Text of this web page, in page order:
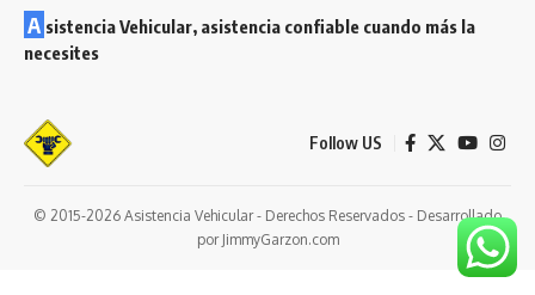
A sistencia Vehicular, asistencia confiable cuando más la
necesites
Follow US
© 2015-2026 Asistencia Vehicular - Derechos Reservados - Desarrollado
por JimmyGarzon.com